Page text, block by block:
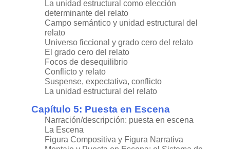
La unidad estructural como elección
determinante del relato
Campo semántico y unidad estructural del
relato
Universo ficcional y grado cero del relato
El grado cero del relato
Focos de desequilibrio
Conflicto y relato
Suspense, expectativa, conflicto
La unidad estructural del relato
Capítulo 5: Puesta en Escena
Narración/descripción: puesta en escena
La Escena
Figura Compositiva y Figura Narrativa